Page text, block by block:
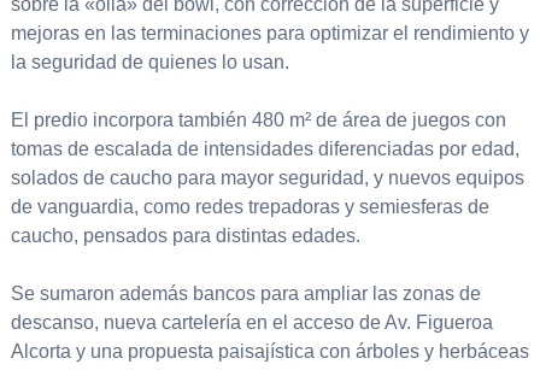
sobre la «olla» del bowl, con corrección de la superficie y
mejoras en las terminaciones para optimizar el rendimiento y
la seguridad de quienes lo usan.
El predio incorpora también 480 m² de área de juegos con
tomas de escalada de intensidades diferenciadas por edad,
solados de caucho para mayor seguridad, y nuevos equipos
de vanguardia, como redes trepadoras y semiesferas de
caucho, pensados para distintas edades.
Se sumaron además bancos para ampliar las zonas de
descanso, nueva cartelería en el acceso de Av. Figueroa
Alcorta y una propuesta paisajística con árboles y herbáceas